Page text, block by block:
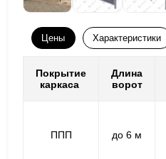
Цены Характеристики
Покрытие
каркаса
Длина
ворот
ППП до 6 м